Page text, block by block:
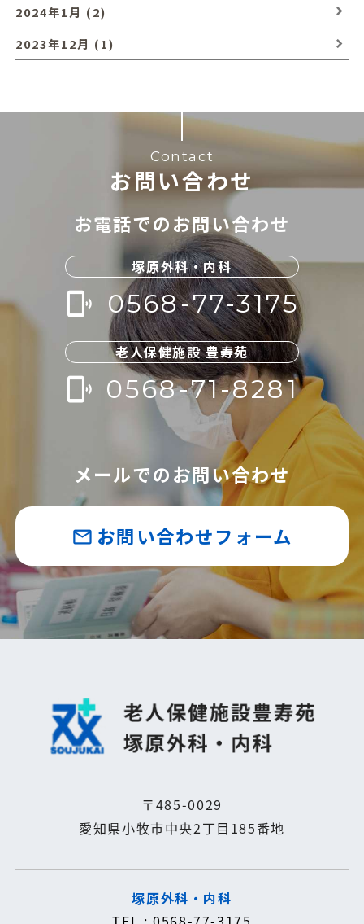
2024年1月 (2)
2023年12月 (1)
Contact
お問い合わせ
お電話でのお問い合わせ
塚原外科・内科
phonelink_ring 0568-77-3175
老人保健施設 豊寿苑
phonelink_ring 0568-71-8281
メールでのお問い合わせ
mail_outline お問い合わせフォーム
〒485-0029
愛知県小牧市中央2丁目185番地
塚原外科・内科